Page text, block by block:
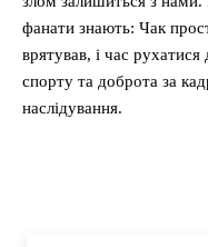
фанати знають: Чак
врятував, і час рухатися
спорту та доброта за
наслідування.